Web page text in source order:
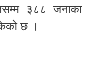
३८८ जनाका
छ ।